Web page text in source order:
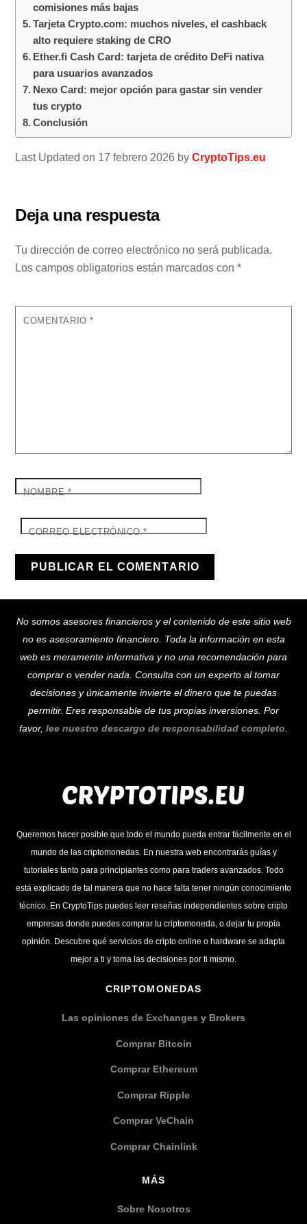
Last Updated on 17 febrero 2026 byCryptoTips.eu
comisiones más bajas
Tarjeta Crypto.com: muchos niveles, el cashback
alto requiere staking de CRO
Ether.fi Cash Card: tarjeta de crédito DeFi nativa
para usuarios avanzados
Nexo Card: mejor opción para gastar sin vender
tus crypto
Conclusión
Deja una respuesta
Tu dirección de correo electrónico no será publicada.
Los campos obligatorios están marcados con*
COMENTARIO*
NOMBRE*
CORREO ELECTRÓNICO*
To
Top
No somos asesores financieros y el contenido de este sitio web
no es asesoramiento financiero. Toda la información en esta
web es meramente informativa y no una recomendación para
comprar o vender nada. Consulta con un experto al tomar
decisiones y únicamente invierte el dinero que te puedas
permitir. Eres responsable de tus propias inversiones. Por
favor, lee nuestro descargo de responsabilidad completo
Queremos hacer posible que todo el mundo pueda entrar fácilmente en el
mundo de las criptomonedas. En nuestra web encontrarás guías y
tutoriales tanto para principiantes como para traders avanzados. Todo
está explicado de tal manera que no hace falta tener ningún conocimiento
técnico. En CryptoTips puedes leer reseñas independientes sobre cripto
empresas donde puedes comprar tu criptomoneda, o dejar tu propia
opinión. Descubre qué servicios de cripto online o hardware se adapta
mejor a ti y toma las decisiones por ti mismo.
CRIPTOMONEDAS
Las opiniones de Exchanges y Brokers
Comprar Bitcoin
Comprar Ethereum
Comprar Ripple
Comprar VeChain
Comprar Chainlink
MÁS
Sobre Nosotros